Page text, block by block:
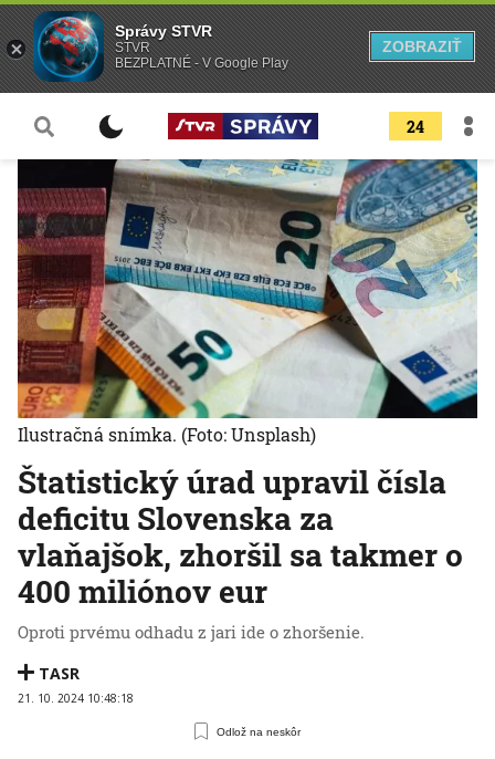
24
Štatistický úrad upravil čísla
deficitu Slovenska za
vlaňajšok, zhoršil sa takmer o
400 miliónov eur
Oproti prvému odhadu z jari ide o zhoršenie.
TASR
21. 10. 2024 10:48:18
Odlož na neskôr
Ilustračná snímka. (Foto: Unsplash)
Správy STVR
STVR
BEZPLATNÉ - V Google Play
ZOBRAZIŤ